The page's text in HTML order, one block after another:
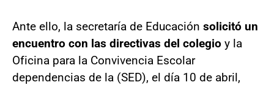
Ante ello, la secretaría de Educación solicitó un
encuentro con las directivas del colegio y la
Oficina para la Convivencia Escolar
dependencias de la (SED), el día 10 de abril,